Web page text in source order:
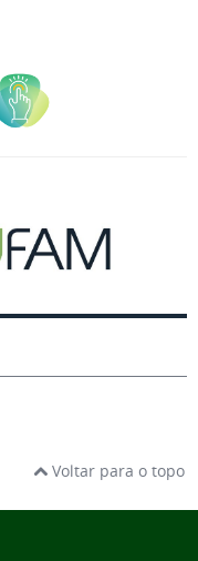
Voltar para o topo